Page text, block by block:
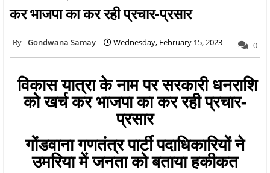
कर भाजपा का कर रही प्रचार-प्रसार
Gondwana Samay Wednesday, February 15, 2023 0
विकास यात्रा के नाम पर सरकारी धनराशि
को खर्च कर भाजपा का कर रही प्रचार-
प्रसार
गोंडवाना गणतंत्र पार्टी पदाधिकारियों ने
उमरिया में जनता को बताया हकीकत